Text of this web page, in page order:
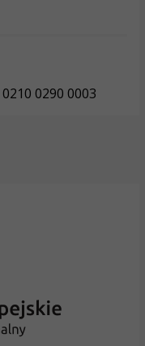
0290 0003